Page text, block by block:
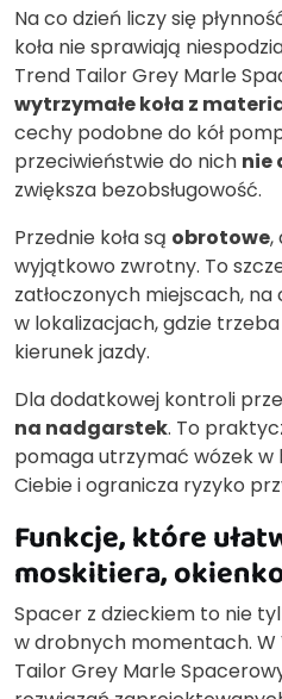
Na co dzień liczy się
koła nie sprawiają
Trend Tailor Grey Marle
wytrzymałe koła z
cechy podobne do kół
przeciwieństwie do nich nie
zwiększa bezobsługowość.
Przednie koła są obrotowe,
wyjątkowo zwrotny. To
zatłoczonych miejscach,
w lokalizacjach, gdzie
kierunek jazdy.
Dla dodatkowej kontroli
na nadgarstek. To
pomaga utrzymać wózek w
Ciebie i ogranicza ryzyko
Funkcje, które
moskitiera,
Spacer z dzieckiem to nie
w drobnych momentach.
Tailor Grey Marle